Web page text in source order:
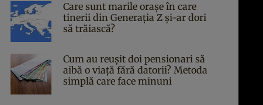
Care sunt marile orașe în care
tinerii din Generația Z și-ar dori
să trăiască?
Cum au reușit doi pensionari să
aibă o viață fără datorii? Metoda
simplă care face minuni